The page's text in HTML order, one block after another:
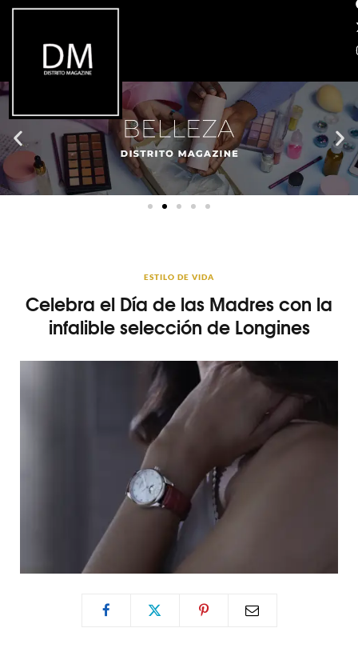
ESTILO DE VIDA
Celebra el Día de las Madres con la
infalible selección de Longines